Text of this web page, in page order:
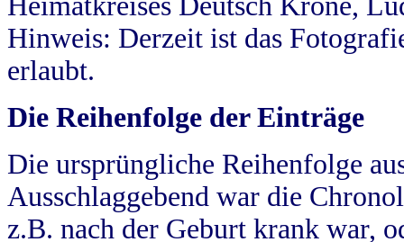
Hinweis: Derzeit ist das
erlaubt.
Die Reihenfolge der Einträge
Die ursprüngliche Reihenfolge
Ausschlaggebend war die
z.B. nach der Geburt krank war,